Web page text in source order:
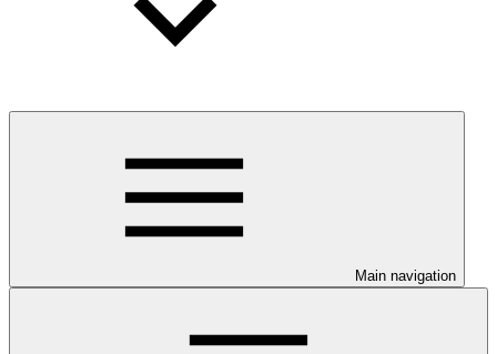
Main navigation